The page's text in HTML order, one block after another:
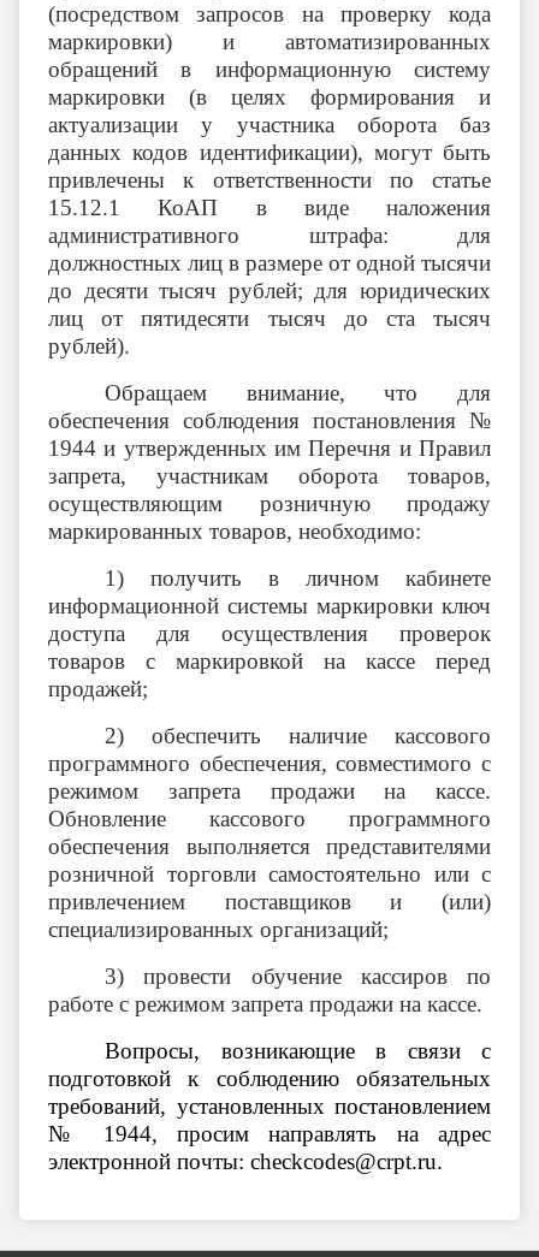
(посредством запросов на проверку кода
маркировки) и автоматизированных
обращений в информационную систему
маркировки (в целях формирования и
актуализации у участника оборота баз
данных кодов идентификации), могут быть
привлечены к ответственности по статье
15.12.1 КоАП в виде наложения
административного штрафа: для
должностных лиц в размере от одной тысячи
до десяти тысяч рублей; для юридических
лиц от пятидесяти тысяч до ста тысяч
рублей).
Обращаем внимание, что для
обеспечения соблюдения постановления №
1944 и утвержденных им Перечня и Правил
запрета, участникам оборота товаров,
осуществляющим розничную продажу
маркированных товаров, необходимо:
1) получить в личном кабинете
информационной системы маркировки ключ
доступа для осуществления проверок
товаров с маркировкой на кассе перед
продажей;
2) обеспечить наличие кассового
программного обеспечения, совместимого с
режимом запрета продажи на кассе.
Обновление кассового программного
обеспечения выполняется представителями
розничной торговли самостоятельно или с
привлечением поставщиков и (или)
специализированных организаций;
3) провести обучение кассиров по
работе с режимом запрета продажи на кассе.
Вопросы, возникающие в связи с
подготовкой к соблюдению обязательных
требований, установленных постановлением
№ 1944, просим направлять на адрес
электронной почты: checkcodes@crpt.ru.